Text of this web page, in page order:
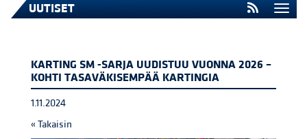
UUTISET
KARTING SM -SARJA UUDISTUU VUONNA 2026 –
KOHTI TASAVÄKISEMPÄÄ KARTINGIA
1.11.2024
« Takaisin